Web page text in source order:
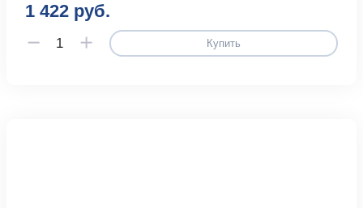
1 422 руб.
Купить